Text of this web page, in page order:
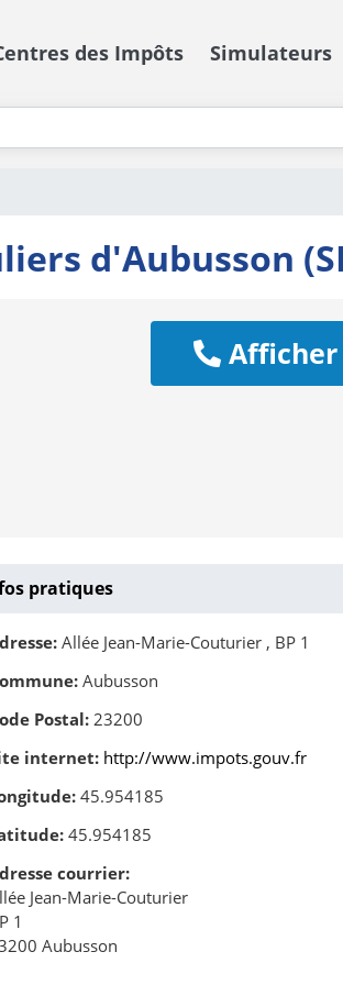
des Impôts Simulateurs
d'Aubusson
pratiques
Allée Jean-Marie-Couturier , BP 1
Aubusson
Postal: 23200
internet: http://www.impots.gouv.fr
45.954185
45.954185
courrier:
Jean-Marie-Couturier
1
Aubusson